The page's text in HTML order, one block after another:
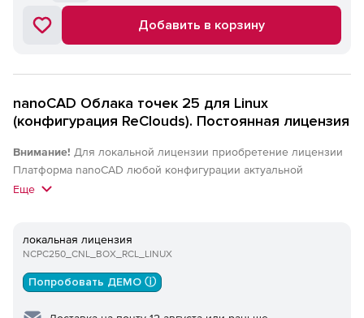
Добавить в корзину
nanoCAD Облака точек 25 для Linux
(конфигурация ReClouds). Постоянная лицензия
Внимание! Для локальной лицензии приобретение лицензии
Платформа nanoCAD любой конфигурации актуальной
(локальной) версии обязательно. Для сетевых лицензий
лицензия актуальной версии обязательно. Приобретение
подписки на обновление обязательно.
Еще
локальная лицензия
NCPC250_CNL_BOX_RCL_LINUX
Попробовать ДЕМО ⓘ